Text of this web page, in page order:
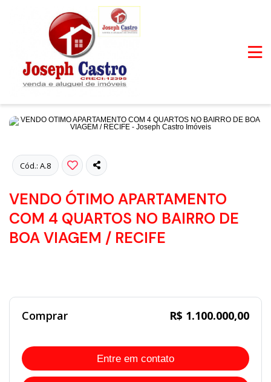
Cód.: A.8
VENDO ÓTIMO APARTAMENTO
COM 4 QUARTOS NO BAIRRO DE
BOA VIAGEM / RECIFE
Comprar R$ 1.100.000,00
Entre em contato